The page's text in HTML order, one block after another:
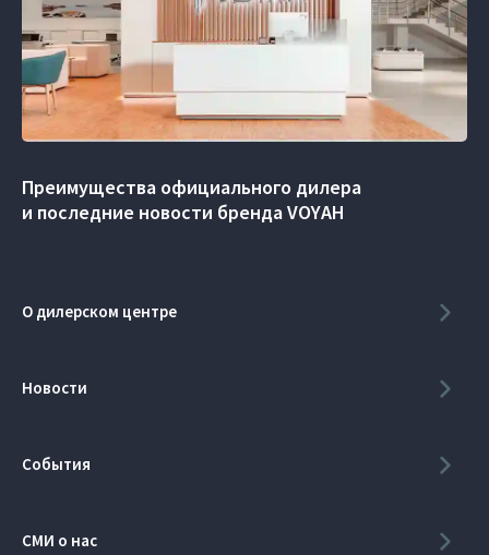
Преимущества официального дилера
и последние новости бренда VOYAH
О дилерском центре
Новости
События
СМИ о нас